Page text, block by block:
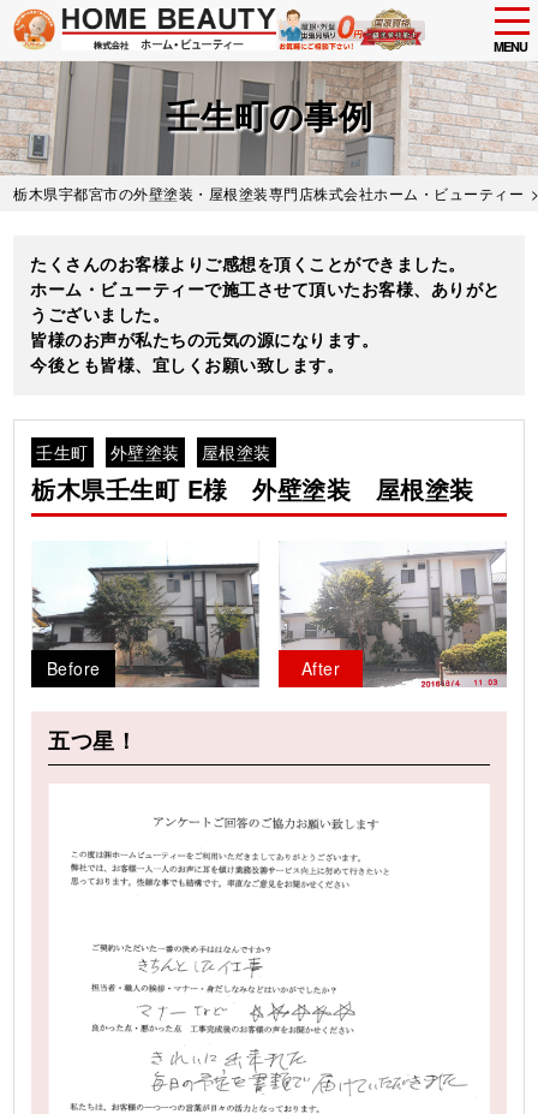
Skip
to
main
content
MENU
壬生町の事例
栃木県宇都宮市の外壁塗装・屋根塗装専門店株式会社ホーム・ビューティー
たくさんのお客様よりご感想を頂くことができました。
ホーム・ビューティーで施工させて頂いたお客様、ありがと
うございました。
皆様のお声が私たちの元気の源になります。
今後とも皆様、宜しくお願い致します。
壬生町 外壁塗装 屋根塗装
栃木県壬生町 E様 外壁塗装 屋根塗装
Before After
五つ星！